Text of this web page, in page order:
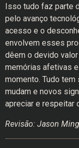
Isso tudo faz parte
pelo avanço
acesso e o
envolvem esses
dêem o devido
memórias afetivas
momento. Tudo
mudam e novos
apreciar e respeitar
Revisão: Jason